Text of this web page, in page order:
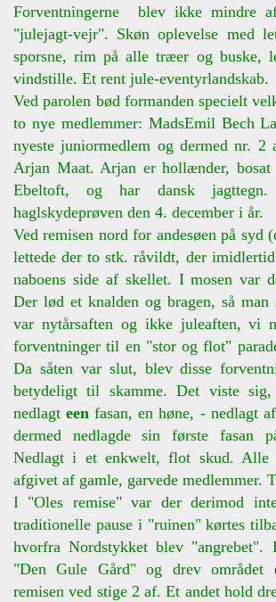
Forventningerne blev ikke mindre
"julejagt-vejr". Skøn oplevelse med
sporsne, rim på alle træer og buske,
vindstille. Et rent jule-eventyrlandskab.
Ved parolen bød formanden specielt
to nye medlemmer: MadsEmil Bech
nyeste juniormedlem og dermed nr. 2
Arjan Maat. Arjan er hollænder, bosat
Ebeltoft, og har dansk jagttegn.
haglskydeprøven den 4. december i år.
Ved remisen nord for andesøen på syd
lettede der to stk. råvildt, der
naboens side af skellet. I mosen var
Der lød et knalden og bragen, så
var nytårsaften og ikke juleaften, vi
forventninger til en "stor og flot"
Da såten var slut, blev disse
betydeligt til skamme. Det viste
nedlagteenfasan, en høne, - nedlagt
dermed nedlagde sin første fasan
Nedlagt i et enkwelt, flot skud. Alle
afgivet af gamle, garvede medlemmer.
I "Oles remise" var der derimod
traditionelle pause i "ruinen" kørtes
hvorfra Nordstykket blev
"Den Gule Gård" og drev området
remisen ved stige 2 af. Et andet hold